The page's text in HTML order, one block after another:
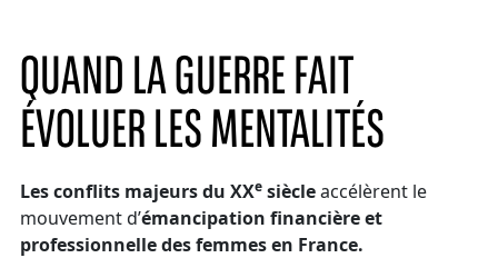
QUAND LA GUERRE FAIT
ÉVOLUER LES MENTALITÉS
Les conflits majeurs du XXe siècleaccélèrent le
mouvement d’émancipation financière et
professionnelle des femmes en France.